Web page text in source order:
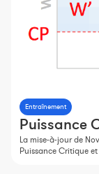
Entraînement
Puissance
La mise-à-jour de
Puissance Critique